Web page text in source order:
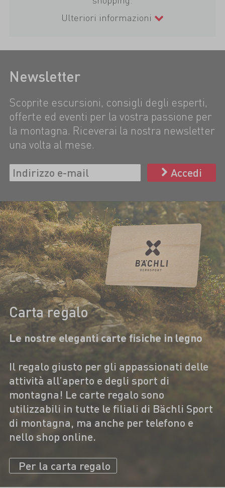
Ulteriori informazioni
Newsletter
Scoprite escursioni, consigli degli esperti,
offerte ed eventi per la vostra passione per
la montagna. Riceverai la nostra newsletter
una volta al mese.
Accedi
Carta regalo
Le nostre eleganti carte fisiche in legno
Il regalo giusto per gli appassionati delle
attività all’aperto e degli sport di
montagna! Le carte regalo sono
utilizzabili in tutte le filiali di Bächli Sport
di montagna, ma anche per telefono e
nello shop online.
Per la carta regalo